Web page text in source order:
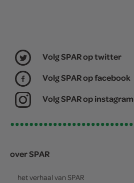
Volg SPAR op twitter
Volg SPAR op facebook
Volg SPAR op instagram
over SPAR
het verhaal van SPAR